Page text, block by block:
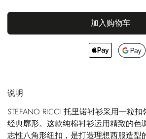
加入购物车
说明
STEFANO RICCI 托里诺衬衫采用一粒
经典廓形。这款纯棉衬衫运用精致的色
志性八角形纽扣，是打造理想西服造型